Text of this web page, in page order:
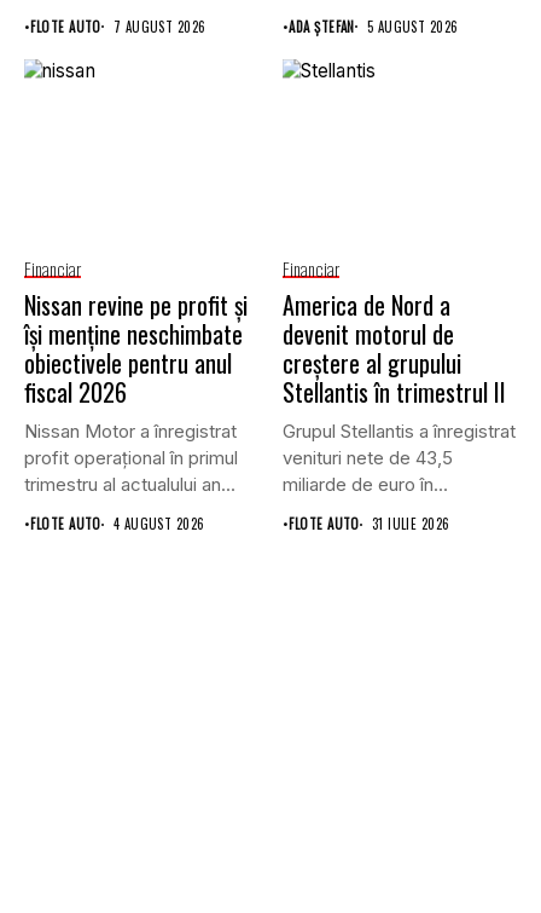
•FLOTE AUTO 7 AUGUST 2026
Mijlocii (FNGCIMM)...
•ADA ȘTEFAN 5 AUGUST 2026
Financiar
Nissan revine pe profit și
își menține neschimbate
obiectivele pentru anul
fiscal 2026
Nissan Motor a înregistrat
profit operațional în primul
trimestru al actualului an...
•FLOTE AUTO 4 AUGUST 2026
Financiar
America de Nord a
devenit motorul de
creștere al grupului
Stellantis în trimestrul II
Grupul Stellantis a înregistrat
venituri nete de 43,5
miliarde de euro în...
•FLOTE AUTO 31 IULIE 2026